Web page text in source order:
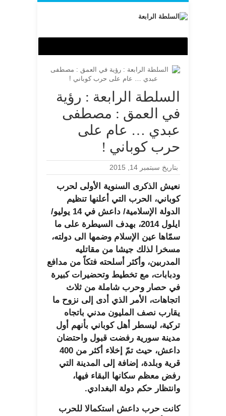
السلطة الرابعة : رؤية
في العمق : مصطفى
عبدي … عام على
حرب كوباني !
بتاريخ سبتمبر 14, 2015
نعيش الذكرى السنوية الأولى لحرب
كوباني، الحرب التي أعلنها تنظيم
الدولة الإسلامية/ داعش في 14 يوليو/
ايلول 2014، بهدف السيطرة على ما
سمّاها عين الإسلام وضمها الى دولته،
مسخرا لذلك جيشا من مقاتليه
المدربين، وأكثر أسلحته فتكاً من مدافع
ودبابات، مع تخطيط وتحضيرات كبيرة
في حصار وحرب شاملة من ثلاث
اتجاهات، الأمر الذي أدى إلى نزوح ما
يقارب نصف المليون مدني باتجاه
تركية، ليسطر أهل كوباني بأنهم أول
مدينة سورية رفضت قبول واحتضان
داعش، حيث تمّ إخلاء أكثر من 400
قرية وبلدة، إضافة إلى المدينة التي
رفض معظم سكانها البقاء فيها،
وانتظار حكم دولة البغدادي.
كانت حرب داعش استكمالا للحرب